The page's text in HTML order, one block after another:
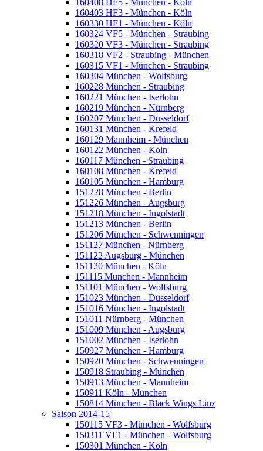
160408 HF5 - München - Köln
160403 HF3 - München - Köln
160330 HF1 - München - Köln
160324 VF5 - München - Straubing
160320 VF3 - München - Straubing
160318 VF2 - Straubing - München
160315 VF1 - München - Straubing
160304 München - Wolfsburg
160228 München - Straubing
160221 München - Iserlohn
160219 München - Nürnberg
160207 München - Düsseldorf
160131 München - Krefeld
160129 Mannheim - München
160122 München - Köln
160117 München - Straubing
160108 München - Krefeld
160105 München - Hamburg
151228 München - Berlin
151226 München - Augsburg
151218 München - Ingolstadt
151213 München - Berlin
151206 München - Schwenningen
151127 München - Nürnberg
151122 Augsburg - München
151120 München - Köln
151115 München - Mannheim
151101 München - Wolfsburg
151023 München - Düsseldorf
151016 München - Ingolstadt
151011 Nürnberg - München
151009 München - Augsburg
151002 München - Iserlohn
150927 München - Hamburg
150920 München - Schwenningen
150918 Straubing - München
150913 München - Mannheim
150911 Köln - München
150814 München - Black Wings Linz
Saison 2014-15
150115 VF3 - München - Wolfsburg
150311 VF1 - München - Wolfsburg
150301 München - Köln